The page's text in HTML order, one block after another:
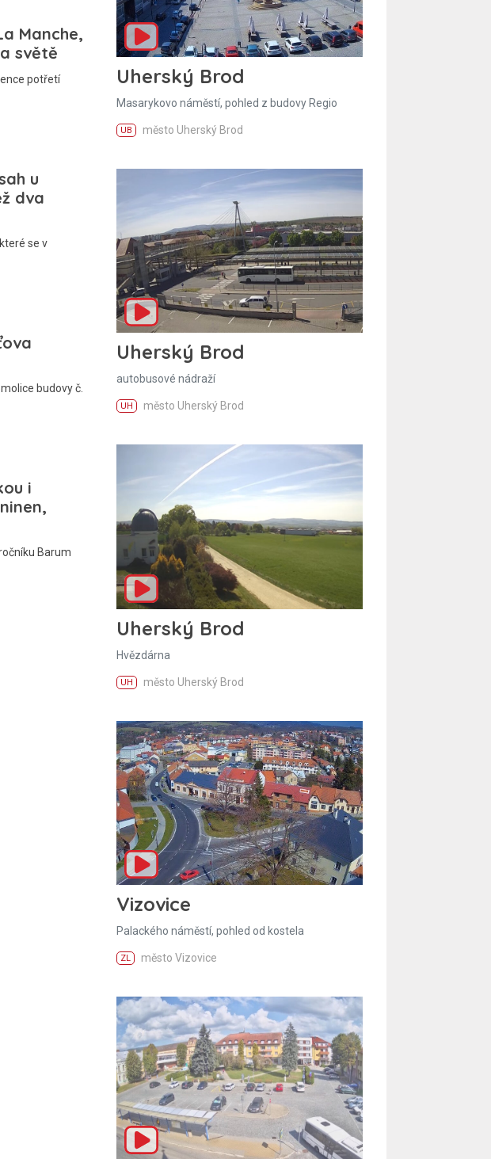
Manche,
světě
potřetí
u
dva
se v
budovy č.
i
Barum
Uherský Brod
Masarykovo náměstí, pohled z budovy Regio
UB město Uherský Brod
Uherský Brod
autobusové nádraží
UH město Uherský Brod
Uherský Brod
Hvězdárna
UH město Uherský Brod
Vizovice
Palackého náměstí, pohled od kostela
ZL město Vizovice